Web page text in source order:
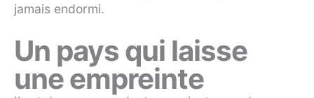
jamais endormi.
Un pays qui laisse
une empreinte